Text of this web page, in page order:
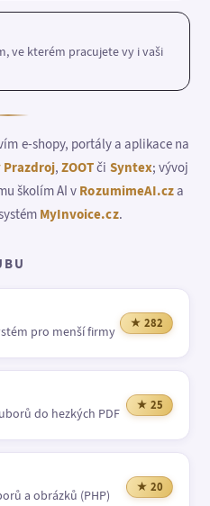
ve kterém pracujete vy i vaši
e-shopy, portály a aplikace na
Prazdroj,ZOOTči Syntex; vývoj
školím AI v RozumimeAI.cza
MyInvoice.cz.
pro menší firmy
★ 282
do hezkých PDF
★ 25
a obrázků (PHP)
★ 20